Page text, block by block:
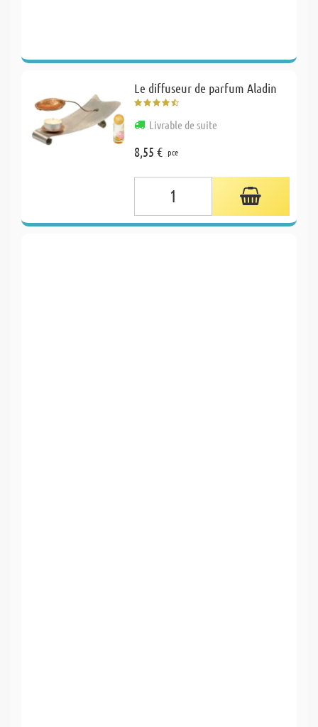
Le diffuseur de parfum Aladin
Livrable de suite
8,55 € pce